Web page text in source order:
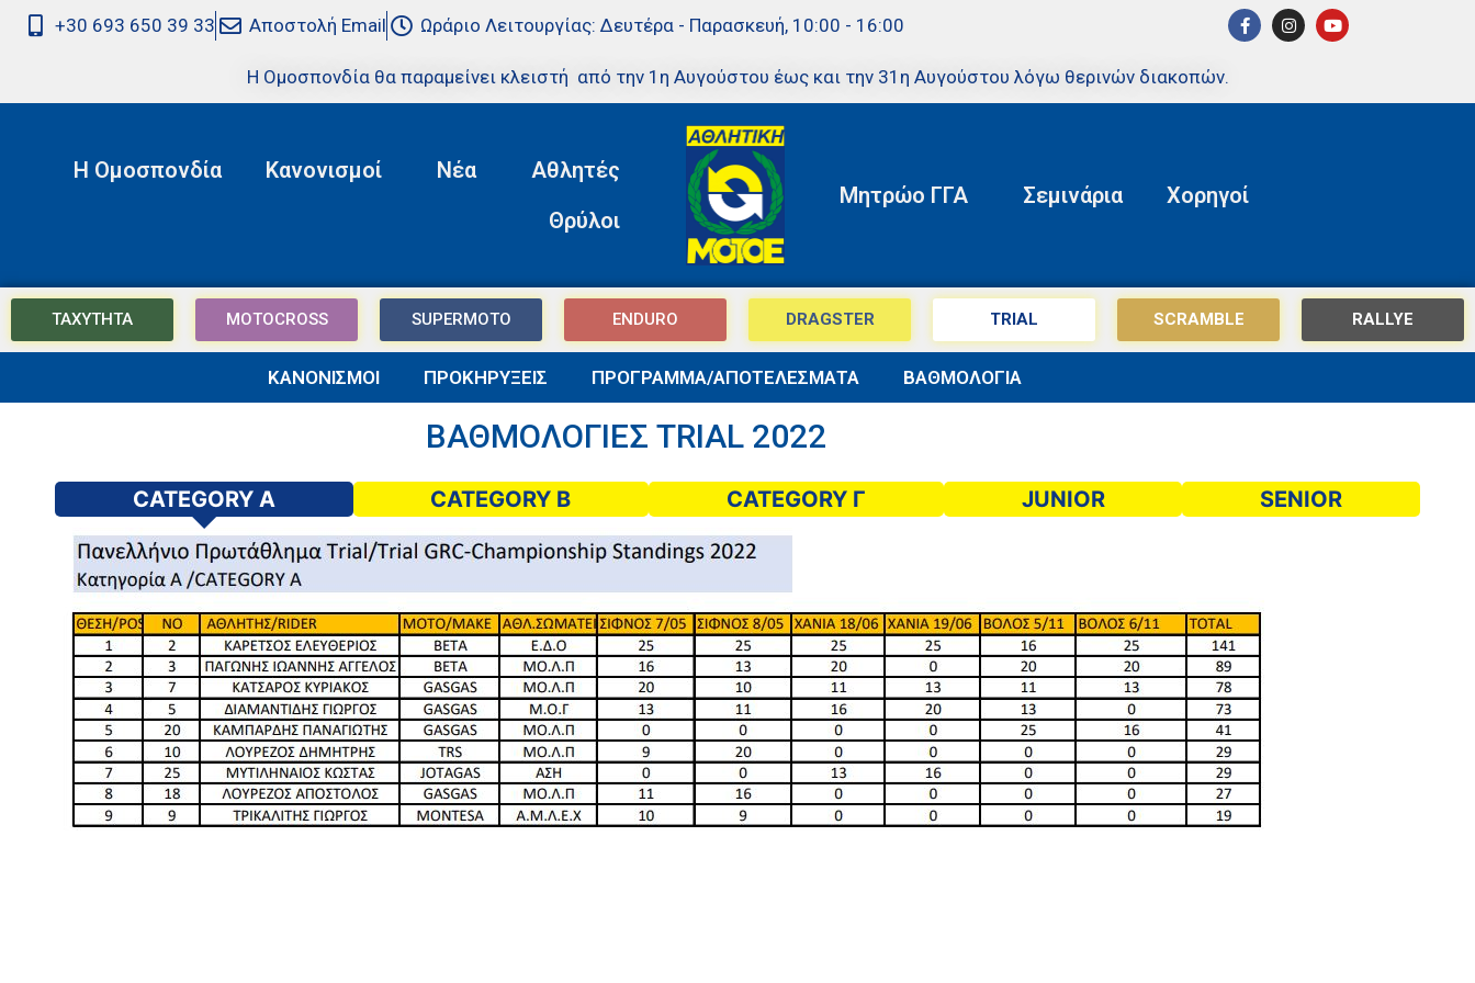
+30 693 650 39 33 Αποστολή Email Ωράριο Λειτουργίας: Δευτέρα - Παρασκευή, 10:00 - 16:00
Η Ομοσπονδία θα παραμείνει κλειστή από την 1η Αυγούστου έως και την 31η Αυγούστου λόγω θερινών διακοπών.
Η Ομοσπονδία Κανονισμοί Νέα
Αθλητές
Θρύλοι
Μητρώο ΓΓΑ Σεμινάρια Χορηγοί
ΤΑΧΥΤΗΤΑ MOTOCROSS SUPERMOTO ENDURO DRAGSTER TRIAL SCRAMBLE RALLYE
ΚΑΝΟΝΙΣΜΟΙ ΠΡΟΚΗΡΥΞΕΙΣ ΠΡΟΓΡΑΜΜΑ/ΑΠΟΤΕΛΕΣΜΑΤΑ ΒΑΘΜΟΛΟΓΙΑ
ΒΑΘΜΟΛΟΓΙΕΣ TRIAL 2022
CATEGORY A CATEGORY B CATEGORY Γ JUNIOR SENIOR